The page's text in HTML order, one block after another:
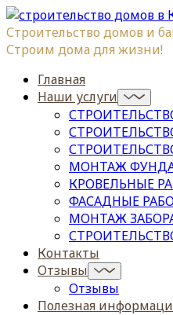
Строительство домов и
Строим дома для жизни!
Главная
Наши услуги
МОНТАЖ
КРОВЕЛЬНЫЕ
ФАСАДНЫЕ
МОНТАЖ
Контакты
Отзывы
Отзывы
Полезная